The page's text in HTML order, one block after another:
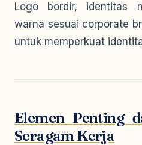
Logo bordir, identitas
warna sesuai corporate
untuk memperkuat
Elemen Penting
Seragam Kerja